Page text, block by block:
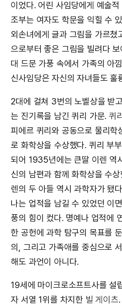
이었다. 어린 사임당에게 예술
조부는 여자도 학문을 익힐 수
외손녀에게 글과 그림을 가르쳤
으로부터 좋은 그림을 빌려다
대 드문 가풍 속에서 가족의 아
신사임당은 자신의 자녀들도 훌
2대에 걸쳐 3번의 노벨상을 받
는 진기록을 남긴 퀴리 가문. 퀴
피에르 퀴리와 공동으로 물리학
로 화학상을 수상했다. 퀴리 부
되어 1935년에는 큰딸 이렌 역
신의 남편과 함께 화학상을 수
렌의 두 아들 역시 과학자가 됐
나는 업적을 남길 수 있었던 이
풍의 힘이 컸다. 명예나 업적에
한 공헌에 과학 탐구의 목표를
의, 그리고 가족애를 중심으로
해도 과언이 아니다.
19세에 마이크로소프트사를 설
자 서열 1위를 차지한 빌 게이츠